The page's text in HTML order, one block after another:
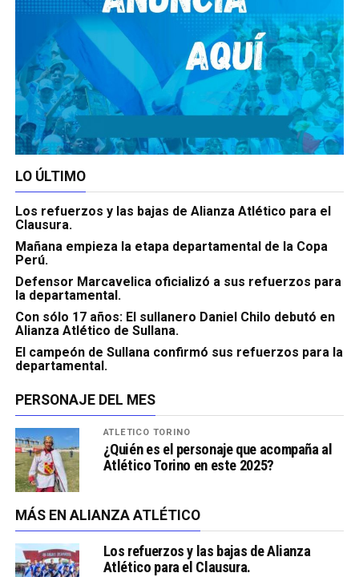
LO ÚLTIMO
Los refuerzos y las bajas de Alianza Atlético para el
Clausura.
Mañana empieza la etapa departamental de la Copa
Perú.
Defensor Marcavelica oficializó a sus refuerzos para
la departamental.
Con sólo 17 años: El sullanero Daniel Chilo debutó en
Alianza Atlético de Sullana.
El campeón de Sullana confirmó sus refuerzos para la
departamental.
PERSONAJE DEL MES
ATLÉTICO TORINO
¿Quién es el personaje que acompaña al
Atlético Torino en este 2025?
MÁS EN ALIANZA ATLÉTICO
Los refuerzos y las bajas de Alianza
Atlético para el Clausura.